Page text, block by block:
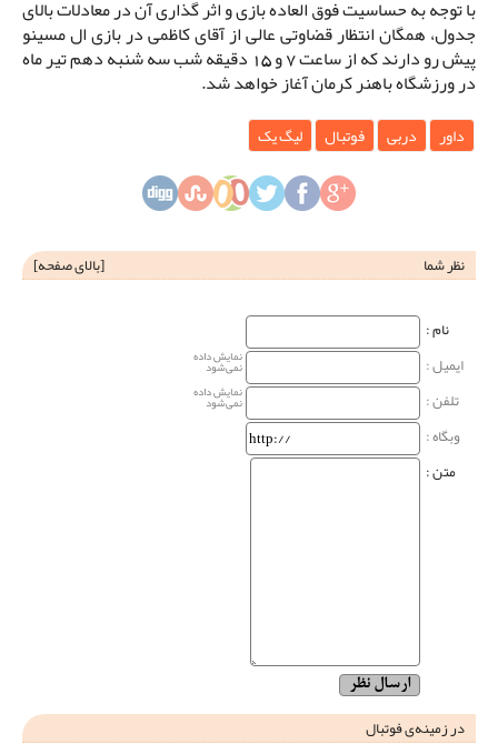
با توجه به حساسیت فوق العاده بازی و اثر گذاری آن در معادلات بالای
جدول، همگان انتظار قضاوتی عالی از آقای کاظمی در بازی ال مسینو
پیش رو دارند که از ساعت 7 و 15 دقیقه شب سه شنبه دهم تیر ماه
در ورزشگاه باهنر کرمان آغاز خواهد شد.
داور دربی فوتبال لیگ یک
نظر شما [بالای صفحه]
نام‌ :
ایمیل :
نمایش داده
نمی‌شود
تلفن : نمایش داده
نمی‌شود
وبگاه‌ :
متن :
در زمینه‌ی فوتبال